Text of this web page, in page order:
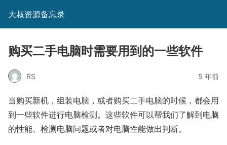
大叔资源备忘录
购买二手电脑时需要用到的一些软件
RS 5 年前
当购买新机，组装电脑，或者购买二手电脑的时候，都会用
到一些软件进行电脑检测。这些软件可以帮我们了解到电脑
的性能、检测电脑问题或者对电脑性能做出判断。